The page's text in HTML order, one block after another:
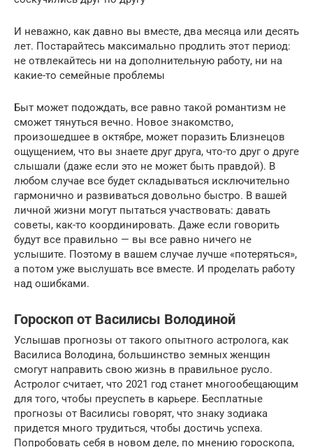
И неважно, как давно вы вместе, два месяца или десять
лет. Постарайтесь максимально продлить этот период:
не отвлекайтесь ни на дополнительную работу, ни на
какие-то семейные проблемы
Быт может подождать, все равно такой романтизм не
сможет тянуться вечно. Новое знакомство,
произошедшее в октябре, может поразить Близнецов
ощущением, что вы знаете друг друга, что-то друг о друге
слышали (даже если это не может быть правдой). В
любом случае все будет складываться исключительно
гармонично и развиваться довольно быстро. В вашей
личной жизни могут пытаться участвовать: давать
советы, как-то координировать. Даже если говорить
будут все правильно — вы все равно ничего не
услышите. Поэтому в вашем случае лучше «потеряться»,
а потом уже выслушать все вместе. И проделать работу
над ошибками.
Гороскоп от Василисы Володиной
Услышав прогнозы от такого опытного астролога, как
Василиса Володина, большинство земных женщин
смогут направить свою жизнь в правильное русло.
Астролог считает, что 2021 год станет многообещающим
для того, чтобы преуспеть в карьере. Бесплатные
прогнозы от Василисы говорят, что знаку зодиака
придется много трудиться, чтобы достичь успеха.
Попробовать себя в новом деле, по мнению гороскопа,